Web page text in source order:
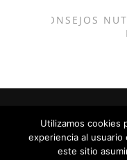
CONSEJOS
Hecho
Utilizamos cookies
experiencia al
este sitio